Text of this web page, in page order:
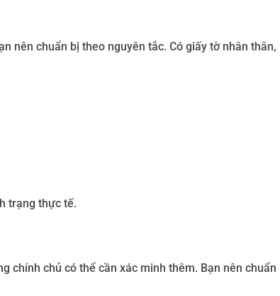
nên chuẩn bị theo nguyên tắc. Có giấy tờ nhân thân,
trạng thực tế.
chính chủ có thể cần xác minh thêm. Bạn nên chuẩn